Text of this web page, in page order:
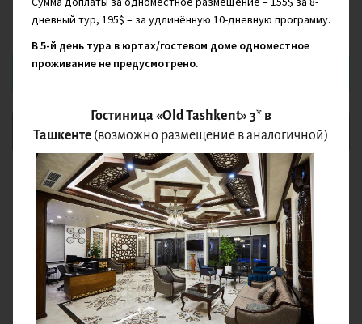
Обычная цена:$ 1 300
Отправить заявку
Добавить в Избранное
Комментарий руководителя Клуба:
дневный тур, 195$ – за удлинённую 10-дневную программу.
В 5-й день тура в юртах/гостевом доме одноместное
проживание не предусмотрено.
Гостиница «Old Tashkent» 3* в
Ташкенте (возможно размещение в аналогичной)